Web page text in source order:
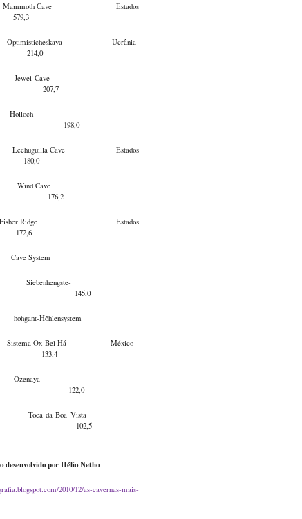
Cave Estados
Ucrânia
Cave
207,7
Cave Estados
Cave
176,2
Estados
145,0
Bel Há México
122,0
Boa Vista
102,5
desenvolvido por Hélio Netho
2010/12/as-cavernas-mais-